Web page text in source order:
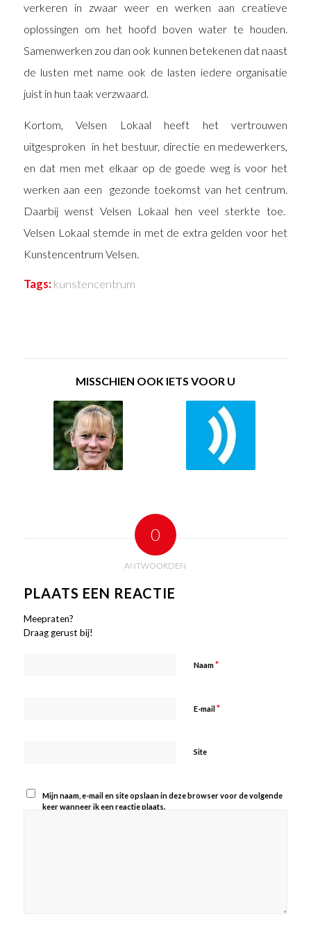
verkeren in zwaar weer en werken aan creatieve
oplossingen om het hoofd boven water te houden.
Samenwerken zou dan ook kunnen betekenen dat naast
de lusten met name ook de lasten iedere organisatie
juist in hun taak verzwaard.
Kortom, Velsen Lokaal heeft het vertrouwen
uitgesproken in het bestuur, directie en medewerkers,
en dat men met elkaar op de goede weg is voor het
werken aan een gezonde toekomst van het centrum.
Daarbij wenst Velsen Lokaal hen veel sterkte toe.
Velsen Lokaal stemde in met de extra gelden voor het
Kunstencentrum Velsen.
Tags: kunstencentrum
MISSCHIEN OOK IETS VOOR U
0
ANTWOORDEN
PLAATS EEN REACTIE
Meepraten?
Draag gerust bij!
Naam*
E-mail *
Site
Mijn naam, e-mail en site opslaan in deze browser voor de volgende
keer wanneer ik een reactie plaats.